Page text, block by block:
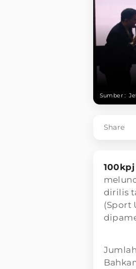
Sumber :
Share
100kpj
dirilis
(Sport